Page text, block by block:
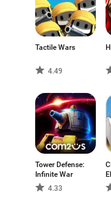
Tactile Wars
4.49
Tower Defense:
Infinite War
4.33